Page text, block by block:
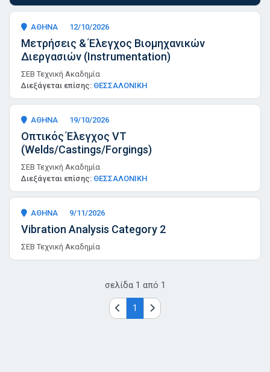
ΑΘΗΝΑ 12/10/2026
Μετρήσεις & Έλεγχος Βιομηχανικών
Διεργασιών (Instrumentation)
ΣΕΒ Τεχνική Ακαδημία
Διεξάγεται επίσης: ΘΕΣΣΑΛΟΝΙΚΗ
ΑΘΗΝΑ 19/10/2026
Οπτικός Έλεγχος VT
(Welds/Castings/Forgings)
ΣΕΒ Τεχνική Ακαδημία
Διεξάγεται επίσης: ΘΕΣΣΑΛΟΝΙΚΗ
ΑΘΗΝΑ 9/11/2026
Vibration Analysis Category 2
ΣΕΒ Τεχνική Ακαδημία
σελίδα 1 από 1
1